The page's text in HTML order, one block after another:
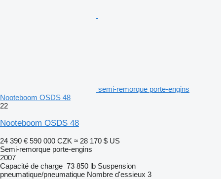
semi-remorque porte-engins
Nooteboom OSDS 48
22
Nooteboom OSDS 48
24 390 € 590 000 CZK ≈ 28 170 $ US
Semi-remorque porte-engins
2007
Capacité de charge 73 850 lb Suspension
pneumatique/pneumatique Nombre d'essieux 3